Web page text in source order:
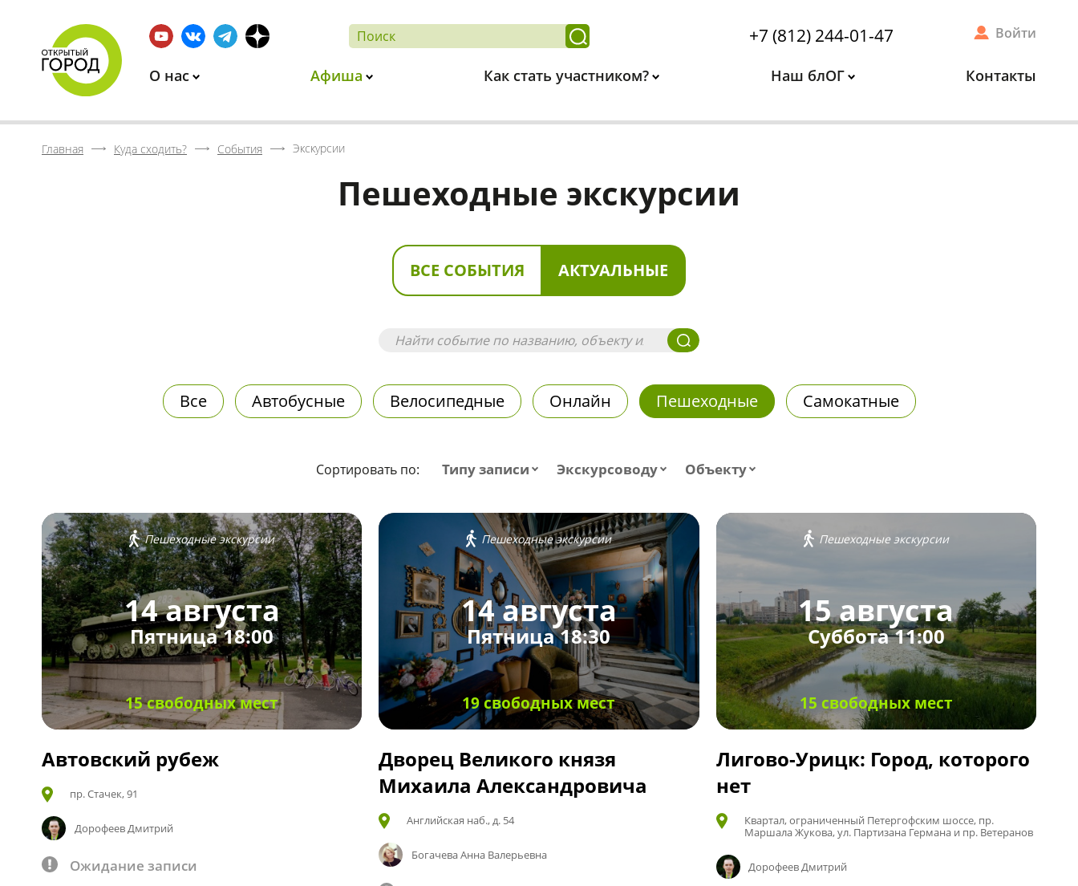
+7 (812) 244-01-47 Войти
О нас Афиша Как стать участником? Наш блОГ Контакты
Главная Куда сходить? События Экскурсии
Пешеходные экскурсии
ВСЕ СОБЫТИЯ АКТУАЛЬНЫЕ
Все Автобусные Велосипедные Онлайн Пешеходные Самокатные
Сортировать по: Типу записи Экскурсоводу Объекту
Пешеходные экскурсии
14 августа
Пятница 18:00
15 свободных мест
Автовский рубеж
пр. Стачек, 91
Дорофеев Дмитрий
Ожидание записи
Пешеходные экскурсии
14 августа
Пятница 18:30
19 свободных мест
Дворец Великого князя
Михаила Александровича
Английская наб., д. 54
Богачева Анна Валерьевна
Пешеходные экскурсии
15 августа
Суббота 11:00
15 свободных мест
Лигово-Урицк: Город, которого
нет
Квартал, ограниченный Петергофским шоссе, пр.
Маршала Жукова, ул. Партизана Германа и пр. Ветеранов
Дорофеев Дмитрий